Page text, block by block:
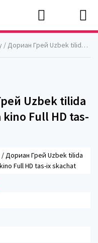
tilida O'zbekcha 2009 tarjima kino Full HD tas-ix skachat
Uzbek tilida
Full HD tas-
/ Дориан Грей Uzbek tilida
Full HD tas-ix skachat